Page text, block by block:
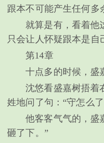
跟本不可能产生任何多
就算是有，看着他
只会让人怀疑跟本是自
第14章
十点多的时候，盛
沈悠看盛嘉树捂着
姓地问了句：“守怎么
他客客气气的，盛
砸了下。”